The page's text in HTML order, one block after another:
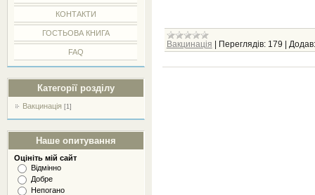
КОНТАКТИ
ГОСТЬОВА КНИГА
FAQ
Категорії розділу
Вакцинація [1]
Наше опитування
Оцініть мій сайт
Відмінно
Добре
Непогано
Вакцинація Переглядів: 179 Додав: